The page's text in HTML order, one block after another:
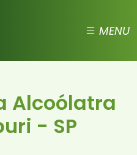
MENU
Alcoólatra
- SP